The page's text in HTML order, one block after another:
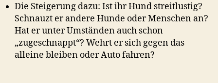
Die Steigerung dazu: Ist ihr Hund streitlustig?
Schnauzt er andere Hunde oder Menschen an?
Hat er unter Umständen auch schon
„zugeschnappt“? Wehrt er sich gegen das
alleine bleiben oder Auto fahren?